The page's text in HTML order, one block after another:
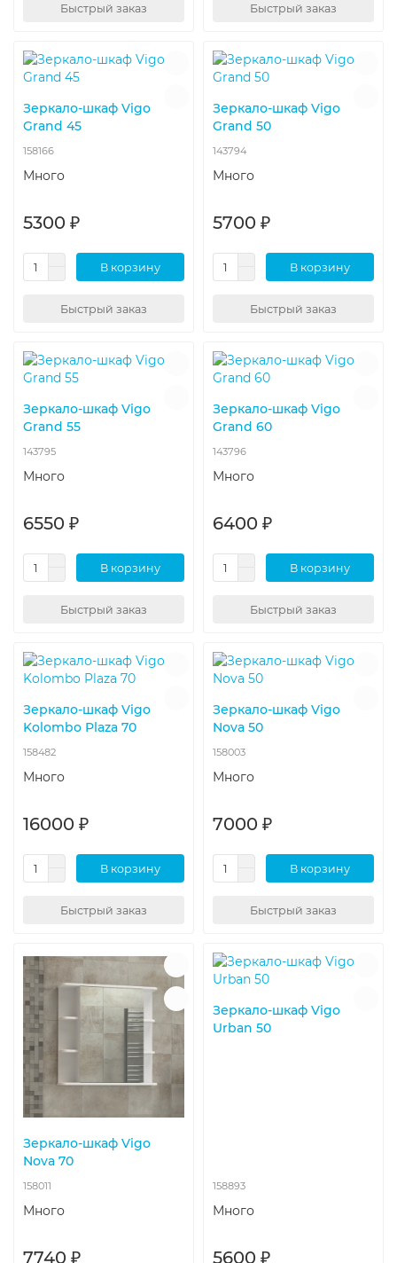
Быстрый заказ Быстрый заказ
Зеркало-шкаф Vigo
Grand 45
158166
Много
5300 ₽
В корзину
Быстрый заказ
Зеркало-шкаф Vigo
Grand 50
143794
Много
5700 ₽
В корзину
Быстрый заказ
Зеркало-шкаф Vigo
Grand 55
143795
Много
6550 ₽
В корзину
Быстрый заказ
Зеркало-шкаф Vigo
Grand 60
143796
Много
6400 ₽
В корзину
Быстрый заказ
Зеркало-шкаф Vigo
Kolombo Plaza 70
158482
Много
16000 ₽
В корзину
Быстрый заказ
Зеркало-шкаф Vigo
Nova 50
158003
Много
7000 ₽
В корзину
Быстрый заказ
Зеркало-шкаф Vigo
Nova 70
158011
Много
7740 ₽
Зеркало-шкаф Vigo
Urban 50
158893
Много
5600 ₽